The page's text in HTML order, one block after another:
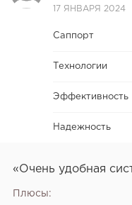
17 ЯНВАРЯ 2024
Саппорт
Технологии
Эффективность
Надежность
«Очень удобная
Плюсы: